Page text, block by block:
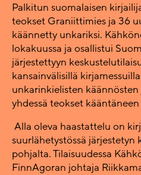
Palkitun suomalaisen
teokset Graniittimies ja 36
käännetty unkariksi.
lokakuussa ja osallistui
järjestettyyn
kansainvälisillä
unkarinkielisten
yhdessä teokset
Alla oleva haastattelu on
suurlähetystössä järjestetyn
pohjalta. Tilaisuudessa
FinnAgoran johtaja